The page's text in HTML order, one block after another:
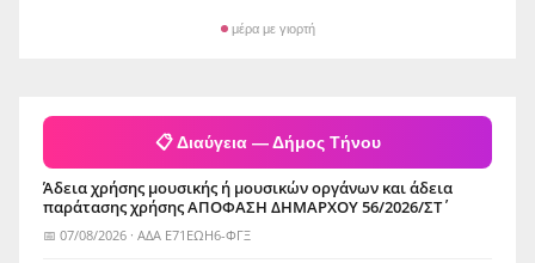
μέρα με γιορτή
📋 Διαύγεια — Δήμος Τήνου
Άδεια χρήσης μουσικής ή μουσικών οργάνων και άδεια
παράτασης χρήσης ΑΠΟΦΑΣΗ ΔΗΜΑΡΧΟΥ 56/2026/ΣΤ΄
📅 07/08/2026 · ΑΔΑ Ε71ΕΩΗ6-ΦΓΞ